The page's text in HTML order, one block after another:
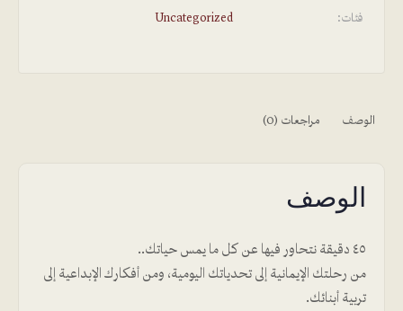
حمد
فئات: Uncategorized
الوصف مراجعات (0)
الوصف
٤٥ دقيقة نتحاور فيها عن كل ما يمس حياتك..
من رحلتك الإيمانية إلى تحدياتك اليومية، ومن أفكارك الإبداعية إلى
تربية أبنائك.